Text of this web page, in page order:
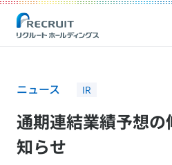
Recruit Holdings
ニュース IR
通期連結業績予想の
知らせ